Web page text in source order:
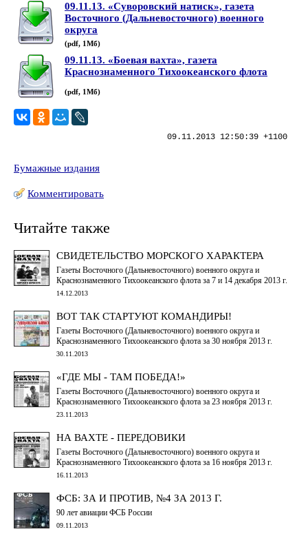
09.11.13. «Суворовский натиск», газета
Восточного (Дальневосточного) военного
округа
(pdf, 1Мб)
09.11.13. «Боевая вахта», газета
Краснознаменного Тихоокеанского флота
(pdf, 1Мб)
09.11.2013 12:50:39 +1100
Бумажные издания
Комментировать
Читайте также
СВИДЕТЕЛЬСТВО МОРСКОГО ХАРАКТЕРА
Газеты Восточного (Дальневосточного) военного округа и
Краснознаменного Тихоокеанского флота за 7 и 14 декабря 2013 г.
14.12.2013
ВОТ ТАК СТАРТУЮТ КОМАНДИРЫ!
Газеты Восточного (Дальневосточного) военного округа и
Краснознаменного Тихоокеанского флота за 30 ноября 2013 г.
30.11.2013
«ГДЕ МЫ - ТАМ ПОБЕДА!»
Газеты Восточного (Дальневосточного) военного округа и
Краснознаменного Тихоокеанского флота за 23 ноября 2013 г.
23.11.2013
НА ВАХТЕ - ПЕРЕДОВИКИ
Газеты Восточного (Дальневосточного) военного округа и
Краснознаменного Тихоокеанского флота за 16 ноября 2013 г.
16.11.2013
ФСБ: ЗА И ПРОТИВ, №4 ЗА 2013 Г.
90 лет авиации ФСБ России
09.11.2013